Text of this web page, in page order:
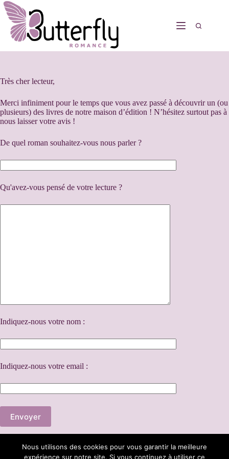
Très cher lecteur,
Merci infiniment pour le temps que vous avez passé à découvrir un (ou
plusieurs) des livres de notre maison d’édition ! N’hésitez surtout pas à
nous laisser votre avis !
De quel roman souhaitez-vous nous parler ?
Qu'avez-vous pensé de votre lecture ?
Indiquez-nous votre nom :
Indiquez-nous votre email :
Nous utilisons des cookies pour vous garantir la meilleure
expérience sur notre site. Si vous continuez à utiliser ce